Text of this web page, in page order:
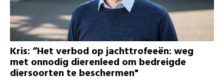
Kris: “Het verbod op jachttrofeeën: weg
met onnodig dierenleed om bedreigde
diersoorten te beschermen"